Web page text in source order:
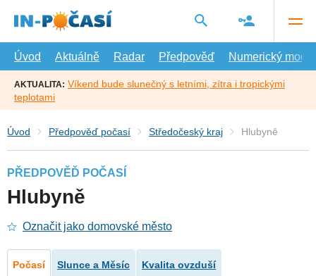
hlavní
Úvod
Aktuálně Radar Předpověď Numerický model
AKTUALITA: Víkend bude slunečný s letními, zítra i tropickými
teplotami
Úvod Předpověď počasí Středočeský kraj Hlubyně
PŘEDPOVĚĎ POČASÍ
Hlubyně
Označit jako domovské město
Počasí Slunce a Měsíc Kvalita ovzduší